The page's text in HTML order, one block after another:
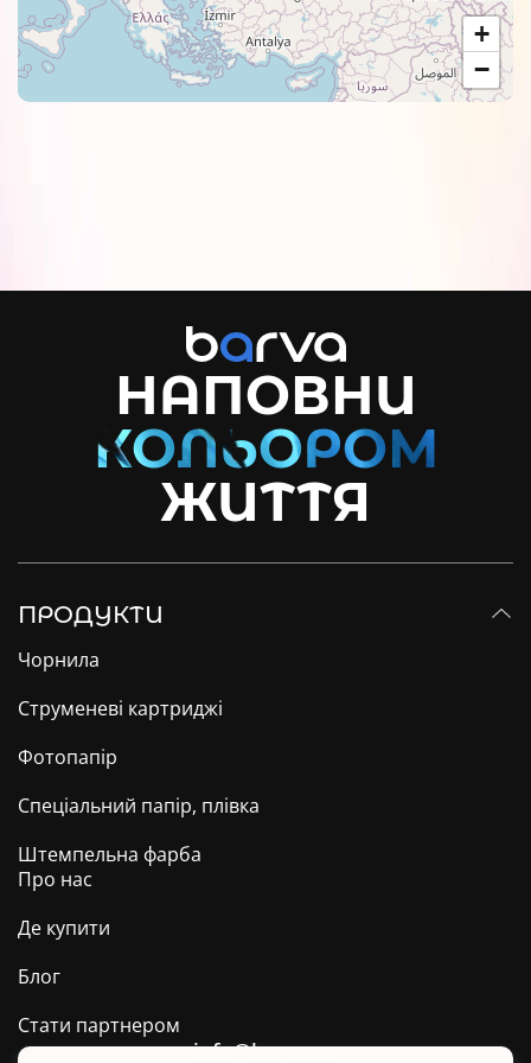
+
−
НАПОВНИ
ЖИТТЯ
ПРОДУКТИ
Чорнила
Струменеві картриджі
Фотопапір
Спеціальний папір, плівка
Штемпельна фарба
Про нас
Де купити
Блог
Стати партнером
info@barva.ua